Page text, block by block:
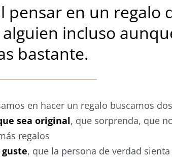
pensar en un regalo
incluso
bastante.
en hacer un regalo buscamos
sea original, que sorprenda, que
regalos
, que la persona de verdad